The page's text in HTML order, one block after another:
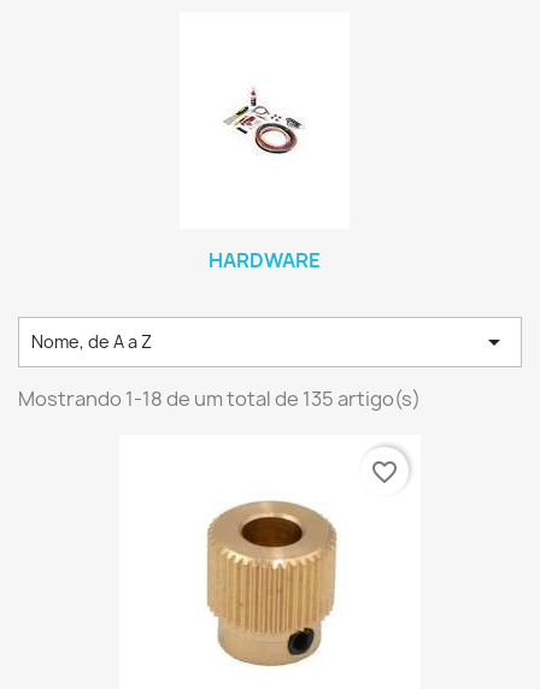
HARDWARE
Nome, de A a Z 
Mostrando 1-18 de um total de 135 artigo(s)
favorite_border